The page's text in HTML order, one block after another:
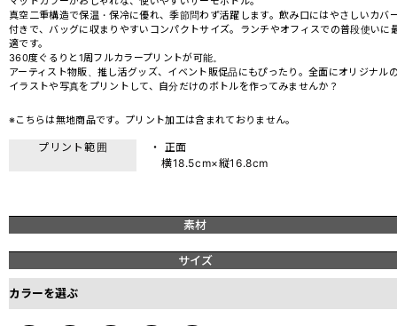
真空二重構造で保温・保冷に優れ、季節問わず活躍します。飲み口にはやさしいカバ
付きで、バッグに収まりやすいコンパクトサイズ。ランチやオフィスでの普段使いに
適です。
360度ぐるりと1周フルカラープリントが可能。
アーティスト物販、推し活グッズ、イベント販促品にもぴったり。全面にオリジナル
イラストや写真をプリントして、自分だけのボトルを作ってみませんか？
※こちらは無地商品です。プリント加工は含まれておりません。
プリント範囲
・ 正面
横18.5cm×縦16.8cm
素材
サイズ
カラーを選ぶ